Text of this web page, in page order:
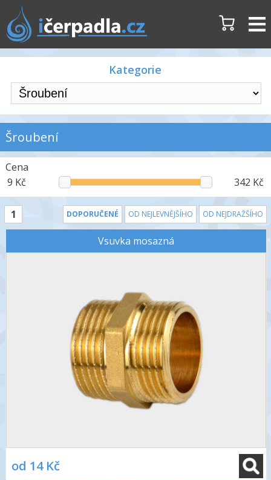
Kategorie
Šroubení
Cena
9 Kč
342 Kč
1 DOPORUČENÉ OD NEJLEVNĚJŠÍHO OD NEJDRAŽŠÍHO
Vsuvka mosazná
od 14 Kč